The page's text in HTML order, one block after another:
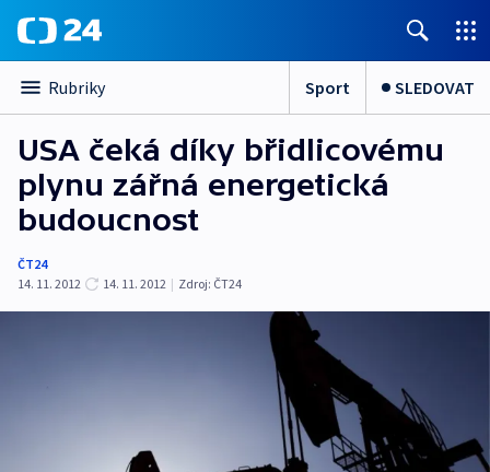
Rubriky Sport SLEDOVAT
USA čeká díky břidlicovému
plynu zářná energetická
budoucnost
ČT24
14. 11. 2012
14. 11. 2012 | Zdroj: ČT24